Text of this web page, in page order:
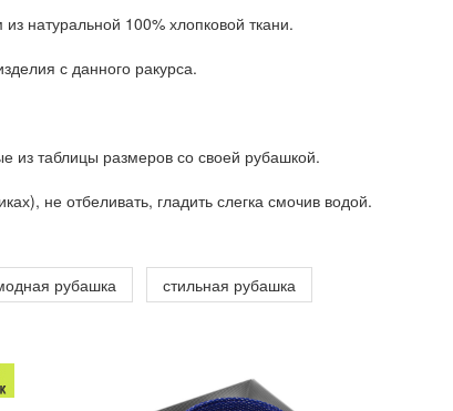
натуральной 100% хлопковой ткани.
с данного ракурса.
из таблицы размеров со своей рубашкой.
не отбеливать, гладить слегка смочив водой.
рубашка стильная рубашка